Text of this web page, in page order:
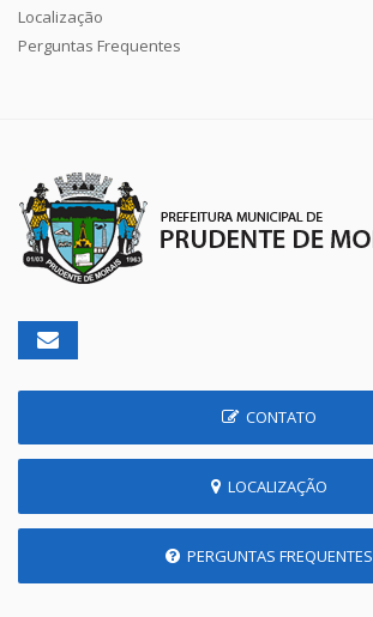
Localização
Perguntas Frequentes
CONTATO
LOCALIZAÇÃO
PERGUNTAS FREQUENTES